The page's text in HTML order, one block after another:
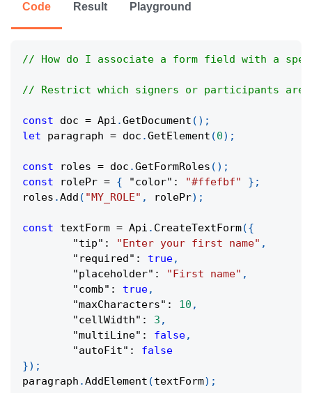
Code Result Playground
// How do I associate a form field with a
// Restrict which signers or participants
const doc = Api .GetDocument ( ) ;
let paragraph = doc .GetElement (0) ;
const roles = doc .GetFormRoles ( ) ;
const rolePr = { "color" : "#ffefbf" } ;
roles .Add ( "MY_ROLE" , rolePr) ;
const textForm = Api . CreateTextForm({
"tip" : "Enter your first name" ,
"required" : true,
"placeholder" : "First name" ,
"comb" : true,
"maxCharacters" : 10 ,
"cellWidth" : 3 ,
"multiLine" : false,
"autoFit" :
false
}) ;
paragraph .AddElement (textForm) ;